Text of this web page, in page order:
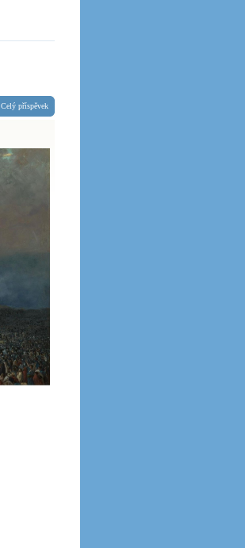
Celý příspěvek